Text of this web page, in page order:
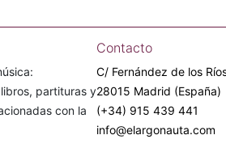
partituras y
con la
Contacto
C/ Fernández de los
28015 Madrid (España)
(+34) 915 439 441
info@elargonauta.com